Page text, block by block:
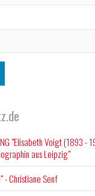
"Elisabeth Voigt (1893 -
aus Leipzig"
- Christiane Senf